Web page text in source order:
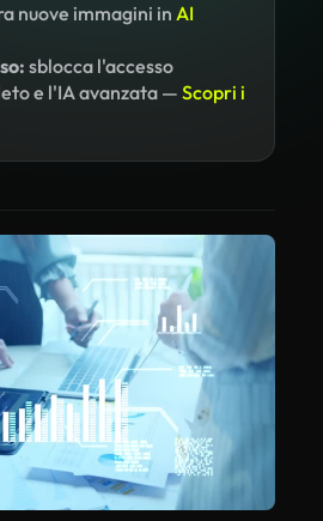
nuove immagini inAI
sblocca l'accesso
e l'IA avanzata —Scopri i